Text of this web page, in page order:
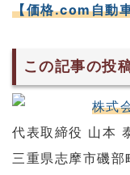
【価格.com自動
この記事の投
株式
代表取締役 山本
三重県志摩市磯